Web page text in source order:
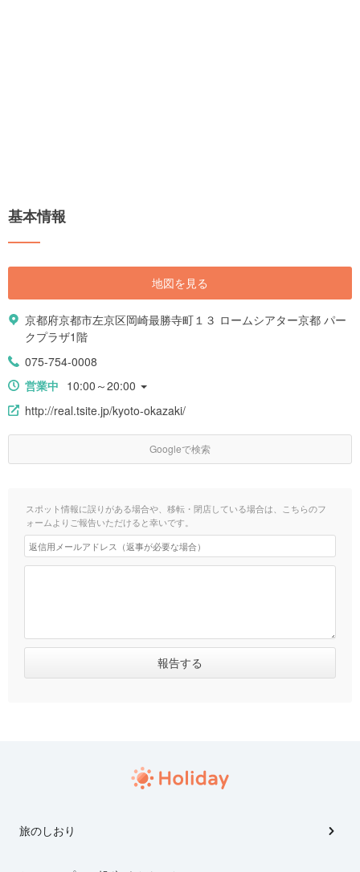
基本情報
地図を見る
京都府京都市左京区岡崎最勝寺町１３ ロームシアター京都 パー
クプラザ1階
075-754-0008
営業中 10:00～20:00
http://real.tsite.jp/kyoto-okazaki/
Googleで検索
スポット情報に誤りがある場合や、移転・閉店している場合は、こちらのフ
ォームよりご報告いただけると幸いです。
旅のしおり